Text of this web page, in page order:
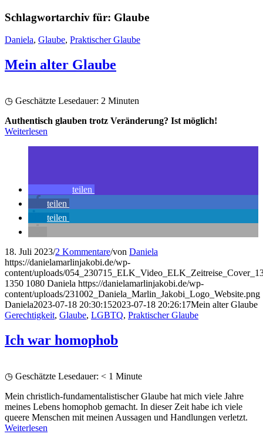
Schlagwortarchiv für: Glaube
Daniela, Glaube, Praktischer Glaube
Mein alter Glaube
◷ Geschätzte Lesedauer: 2 Minuten
Authentisch glauben trotz Veränderung? Ist möglich!
Weiterlesen
teilen
teilen
teilen
18. Juli 2023/2 Kommentare/von Daniela
https://danielamarlinjakobi.de/wp-
content/uploads/
1350 1080 Daniela https://danielamarlinjakobi.de/wp-
content/uploads/231002_Daniela_Marlin_Jakobi_Logo_Website.png
Daniela2023-07-18 20:30:152023-07-18 20:26:17Mein alter Glaube
Gerechtigkeit, Glaube, LGBTQ, Praktischer Glaube
Ich war homophob
◷ Geschätzte Lesedauer: < 1 Minute
Mein christlich-fundamentalistischer Glaube hat mich viele Jahre
meines Lebens homophob gemacht. In dieser Zeit habe ich viele
queere Menschen mit meinen Aussagen und Handlungen verletzt.
Weiterlesen